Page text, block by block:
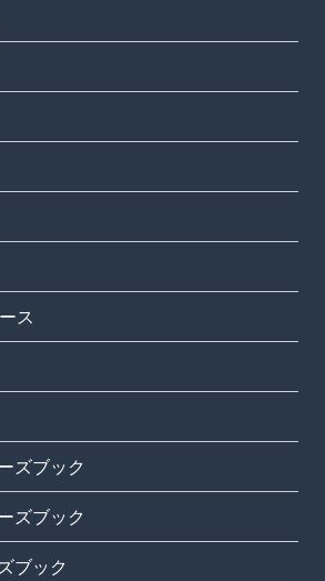
ス
ズブック
ズブック
ブック